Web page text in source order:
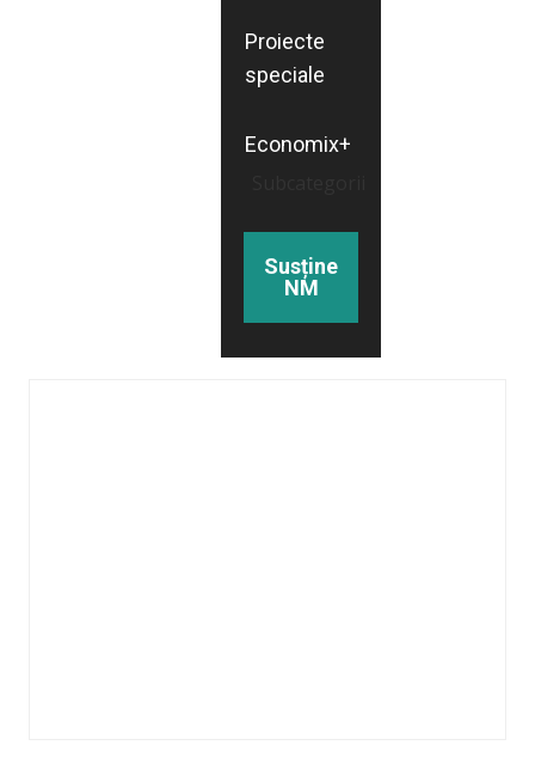
Proiecte
speciale
Economix+
Susține
NM